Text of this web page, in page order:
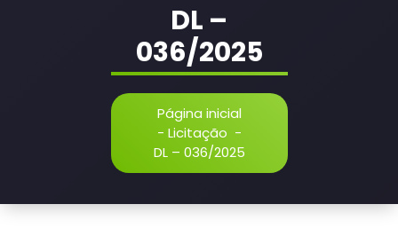
DL –
036/2025
Página inicial
- Licitação -
DL – 036/2025